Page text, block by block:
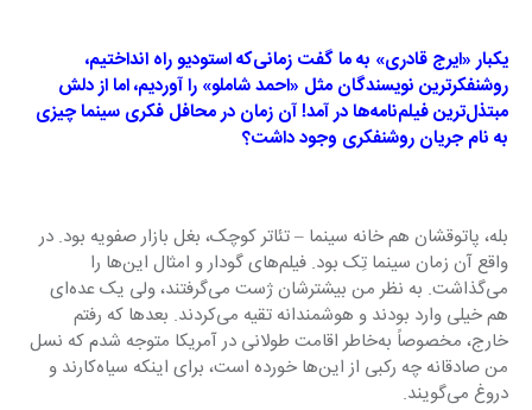
یکبار «ایرج قادری» به ما ‌گفت زمانی‌که استودیو راه انداختیم،
روشنفکرترین نویسندگان مثل «احمد شاملو» را آوردیم، اما از دلش
مبتذل‌ترین فیلم‌نامه‌ها در ‌آمد! آن زمان در محافل فکری سینما چیزی
به نام جریان روشنفکری وجود داشت؟
بله، پاتوقشان هم خانه سینما – تئاتر کوچک، بغل بازار صفویه بود. در
واقع آن زمان سینما تِک بود. فیلم‌های گودار و امثال این‌ها را
می‌گذاشت. به نظر من بیشترشان ژست می‌گرفتند، ولی یک عده‌ای
هم خیلی وارد بودند و هوشمندانه تقیه می‌کردند. بعدها که رفتم
خارج، مخصوصاً به‌خاطر اقامت طولانی در آمریکا متوجه شدم که نسل
من صادقانه چه رکبی از این‌ها خورده است، برای اینکه سیاه‌کارند و
دروغ می‌گویند.